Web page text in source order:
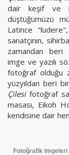
dair keşif ve
düştüğümüzü
Latince
sanatçının,
zamandan beri
imge ve yazılı
fotoğraf olduğu
yüzyıldan beri
Çilesifotoğraf
masası, Eikoh
kendisine dair hem
Fotoğrafik imgeleri